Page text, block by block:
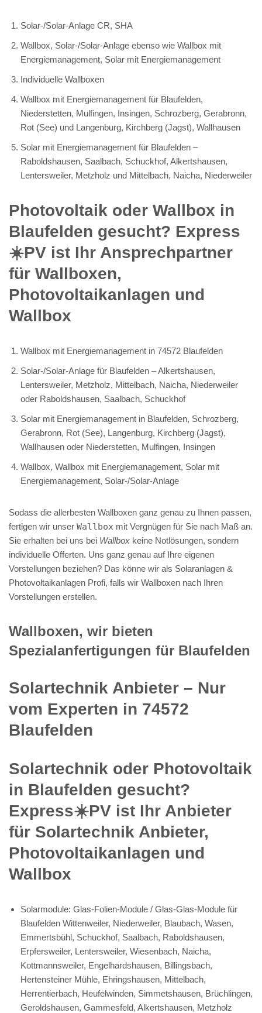
Solar-/Solar-Anlage CR, SHA
Wallbox, Solar-/Solar-Anlage ebenso wie Wallbox mit
Energiemanagement, Solar mit Energiemanagement
Individuelle Wallboxen
Wallbox mit Energiemanagement für Blaufelden,
Niederstetten, Mulfingen, Insingen, Schrozberg, Gerabronn,
Rot (See) und Langenburg, Kirchberg (Jagst), Wallhausen
Solar mit Energiemanagement für Blaufelden –
Raboldshausen, Saalbach, Schuckhof, Alkertshausen,
Lentersweiler, Metzholz und Mittelbach, Naicha, Niederweiler
Photovoltaik oder Wallbox in
Blaufelden gesucht? Express
☀️PV️ ist Ihr Ansprechpartner
für Wallboxen,
Photovoltaikanlagen und
Wallbox
Wallbox mit Energiemanagement in 74572 Blaufelden
Solar-/Solar-Anlage für Blaufelden – Alkertshausen,
Lentersweiler, Metzholz, Mittelbach, Naicha, Niederweiler
oder Raboldshausen, Saalbach, Schuckhof
Solar mit Energiemanagement in Blaufelden, Schrozberg,
Gerabronn, Rot (See), Langenburg, Kirchberg (Jagst),
Wallhausen oder Niederstetten, Mulfingen, Insingen
Wallbox, Wallbox mit Energiemanagement, Solar mit
Energiemanagement, Solar-/Solar-Anlage
Sodass die allerbesten Wallboxen ganz genau zu Ihnen passen,
fertigen wir unser Wallbox mit Vergnügen für Sie nach Maß an.
Sie erhalten bei uns bei Wallbox keine Notlösungen, sondern
individuelle Offerten. Uns ganz genau auf Ihre eigenen
Vorstellungen beziehen? Das könne wir als Solaranlagen &
Photovoltaikanlagen Profi, falls wir Wallboxen nach Ihren
Vorstellungen erstellen.
Wallboxen, wir bieten
Spezialanfertigungen für Blaufelden
Solartechnik Anbieter – Nur
vom Experten in 74572
Blaufelden
Solartechnik oder Photovoltaik
in Blaufelden gesucht?
Express☀️PV️ ist Ihr Anbieter
für Solartechnik Anbieter,
Photovoltaikanlagen und
Wallbox
Solarmodule: Glas-Folien-Module / Glas-Glas-Module für
Blaufelden Wittenweiler, Niederweiler, Blaubach, Wasen,
Emmertsbühl, Schuckhof, Saalbach, Raboldshausen,
Erpfersweiler, Lentersweiler, Wiesenbach, Naicha,
Kottmannsweiler, Engelhardshausen, Billingsbach,
Hertensteiner Mühle, Ehringshausen, Mittelbach,
Herrentierbach, Heufelwinden, Simmetshausen, Brüchlingen,
Geroldshausen, Gammesfeld, Alkertshausen, Metzholz